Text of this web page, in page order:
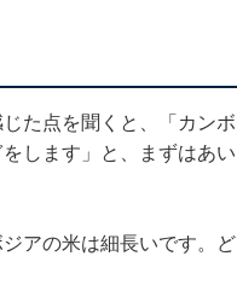
た点を聞くと、「カンボ
します」と、まずはあい
アの米は細長いです。ど